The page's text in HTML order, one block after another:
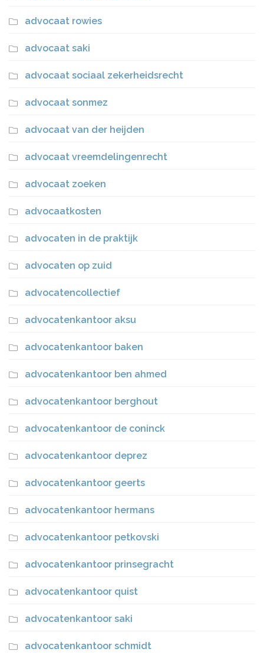
advocaat rowies
advocaat saki
advocaat sociaal zekerheidsrecht
advocaat sonmez
advocaat van der heijden
advocaat vreemdelingenrecht
advocaat zoeken
advocaatkosten
advocaten in de praktijk
advocaten op zuid
advocatencollectief
advocatenkantoor aksu
advocatenkantoor baken
advocatenkantoor ben ahmed
advocatenkantoor berghout
advocatenkantoor de coninck
advocatenkantoor deprez
advocatenkantoor geerts
advocatenkantoor hermans
advocatenkantoor petkovski
advocatenkantoor prinsegracht
advocatenkantoor quist
advocatenkantoor saki
advocatenkantoor schmidt